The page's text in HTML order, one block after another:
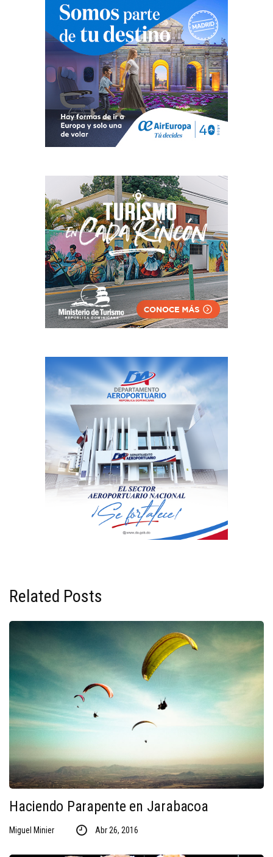
Related Posts
Haciendo Parapente en Jarabacoa
Miguel Minier Abr 26, 2016